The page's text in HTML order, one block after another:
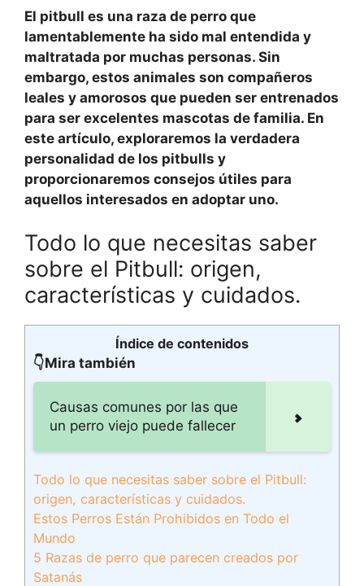
El pitbull es una raza de perro que
lamentablemente ha sido mal entendida y
maltratada por muchas personas. Sin
embargo, estos animales son compañeros
leales y amorosos que pueden ser entrenados
para ser excelentes mascotas de familia. En
este artículo, exploraremos la verdadera
personalidad de los pitbulls y
proporcionaremos consejos útiles para
aquellos interesados en adoptar uno.
Todo lo que necesitas saber
sobre el Pitbull: origen,
características y cuidados.
Índice de contenidos
👇Mira también
Causas comunes por las que
un perro viejo puede fallecer
Todo lo que necesitas saber sobre el Pitbull:
origen, características y cuidados.
Estos Perros Están Prohibidos en Todo el
Mundo
5 Razas de perro que parecen creados por
Satanás